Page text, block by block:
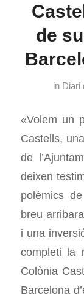
de
in Diari
«Volem un
Castells,
de
deixen
polèmics
breu
i una
completi la
Colònia
Barcelona